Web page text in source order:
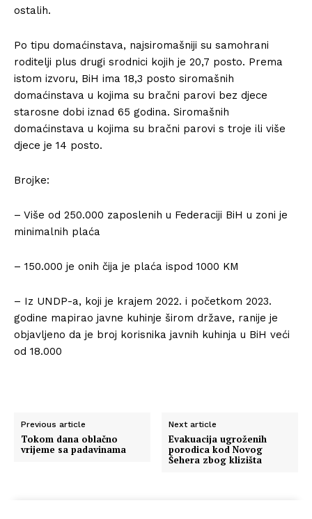
ostalih.
Po tipu domaćinstava, najsiromašniji su samohrani
roditelji plus drugi srodnici kojih je 20,7 posto. Prema
istom izvoru, BiH ima 18,3 posto siromašnih
domaćinstava u kojima su bračni parovi bez djece
starosne dobi iznad 65 godina. Siromašnih
domaćinstava u kojima su bračni parovi s troje ili više
djece je 14 posto.
Brojke:
– Više od 250.000 zaposlenih u Federaciji BiH u zoni je
minimalnih plaća
– 150.000 je onih čija je plaća ispod 1000 KM
– Iz UNDP-a, koji je krajem 2022. i početkom 2023.
godine mapirao javne kuhinje širom države, ranije je
objavljeno da je broj korisnika javnih kuhinja u BiH veći
od 18.000
Previous article
Tokom dana oblačno
vrijeme sa padavinama
Next article
Evakuacija ugroženih
porodica kod Novog
Šehera zbog klizišta